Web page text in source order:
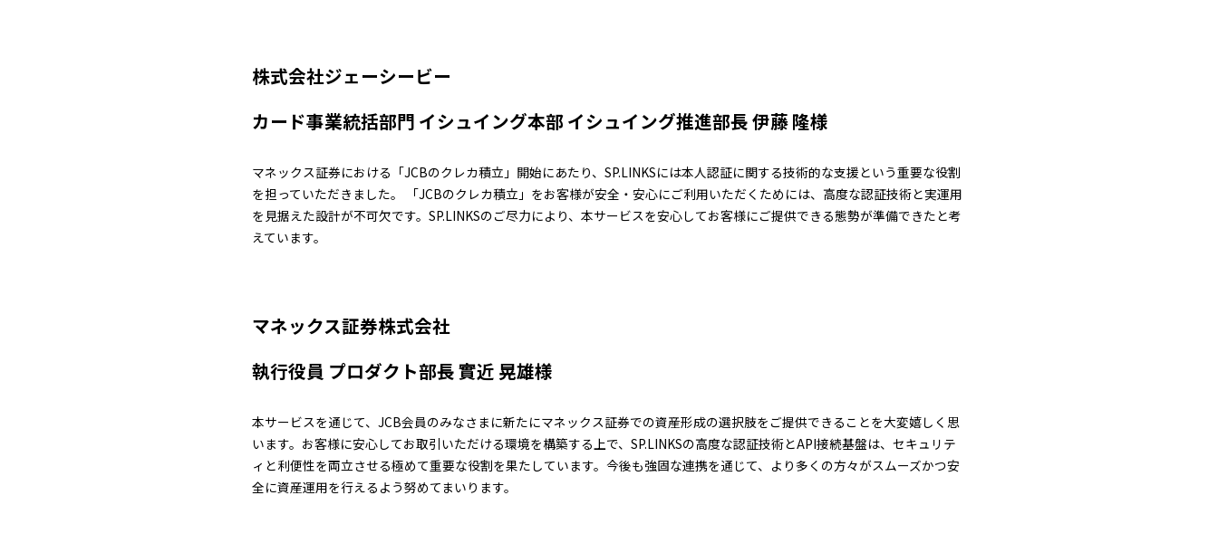
株式会社ジェーシービー
カード事業統括部門 イシュイング本部 イシュイング推進部長 伊藤 隆様
マネックス証券における「JCBのクレカ積立」開始にあたり、SP.LINKSには本人認証に関する技術的な支援という重要な役割
を担っていただきました。 「JCBのクレカ積立」をお客様が安全・安心にご利用いただくためには、高度な認証技術と実運用
を見据えた設計が不可欠です。SP.LINKSのご尽力により、本サービスを安心してお客様にご提供できる態勢が準備できたと考
えています。
マネックス証券株式会社
執行役員 プロダクト部長 實近 晃雄様
本サービスを通じて、JCB会員のみなさまに新たにマネックス証券での資産形成の選択肢をご提供できることを大変嬉しく思
います。お客様に安心してお取引いただける環境を構築する上で、SP.LINKSの高度な認証技術とAPI接続基盤は、セキュリテ
ィと利便性を両立させる極めて重要な役割を果たしています。今後も強固な連携を通じて、より多くの方々がスムーズかつ安
全に資産運用を行えるよう努めてまいります。